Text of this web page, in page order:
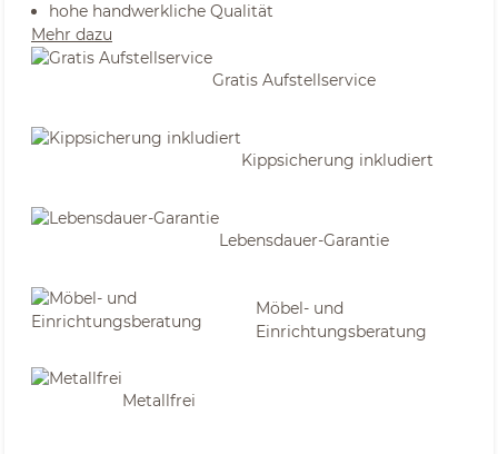
hohe handwerkliche Qualität
Mehr dazu
Gratis Aufstellservice
Kippsicherung inkludiert
Lebensdauer-Garantie
Möbel- und
Einrichtungsberatung
Metallfrei